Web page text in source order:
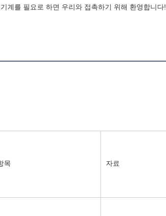
계를 필요로 하면 우리와 접촉하기 위해 환영합니다!
목 자료